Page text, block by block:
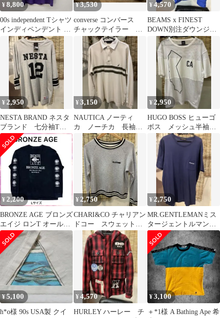
¥8,800
00s independent Tシャツ
インディペンデント ア
イアンクロス
¥3,530
converse コンバース
チャックテイラー
23cm chucktaylor
¥4,570
BEAMS x FINEST
DOWN別注ダウンジャ
ケット S
¥ 2,950
NESTA BRAND ネスタ
ブランド 七分袖Tシ
ャツ M
¥3,150
NAUTICA ノーティ
カ ノーチカ 長袖ポ
ロ？シャツ S デサン
¥ 2,950
HUGO BOSS ヒューゴ
ボス メッシュ半袖T
シャツ S
¥ 2,200
BRONZE AGE ブロンズ
エイジ ロンT オールド
サーフ 黒 L Y2K
¥ 2,750
CHARI&CO チャリアン
ドコー スウェット
トレーナー XS
¥ 2,750
MR.GENTLEMANミス
タージェントルマン
TシャツXL シャカゾン
ビ
¥5,100
h*o様 90s USA製 クイ
¥4,570
HURLEY ハーレー チ
¥3,100
＋*1様 A Bathing Ape 希